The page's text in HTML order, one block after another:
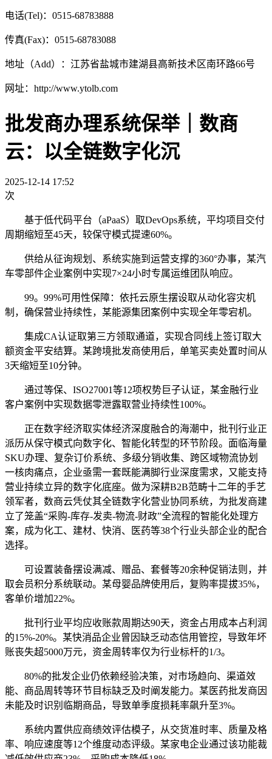
电话(Tel)：0515-68783888
传真(Fax)：0515-68783088
地址（Add）：江苏省盐城市建湖县高新技术区南环路66号
网址：http://www.ytolb.com
批发商办理系统保举｜数商
云：以全链数字化沉
2025-12-14 17:52
次
基于低代码平台（aPaaS）取DevOps系统，平均项目交付
周期缩短至45天，较保守模式提速60%。
供给从征询规划、系统实施到运营支撑的360°办事，某汽
车零部件企业案例中实现7×24小时专属运维团队响应。
99。99%可用性保障：依托云原生摆设取从动化容灾机
制，确保营业持续性，某能源集团案例中实现全年零宕机。
集成CA认证取第三方领取通道，实现合同线上签订取大
额资金平安结算。某跨境批发商使用后，单笔买卖处置时间从
3天缩短至10分钟。
通过等保、ISO27001等12项权势巨子认证，某金融行业
客户案例中实现数据零泄露取营业持续性100%。
正在数字经济取实体经济深度融合的海潮中，批刊行业正
派历从保守模式向数字化、智能化转型的环节阶段。面临海量
SKU办理、复杂订价系统、多级分销收集、跨区域物流协划
一核肉痛点，企业亟需一套既能满脚行业深度需求，又能支持
营业持续立异的数字化底座。做为深耕B2B范畴十二年的手艺
领军者，数商云凭仗其全链数字化营业协同系统，为批发商建
立了笼盖“采购-库存-发卖-物流-财政”全流程的智能化处理方
案，成为化工、建材、快消、医药等38个行业头部企业的配合
选择。
可设置装备摆设满减、赠品、套餐等20余种促销法则，并
取会员积分系统联动。某母婴品牌使用后，复购率提拔35%，
客单价增加22%。
批刊行业平均应收账款周期达90天，资金占用成本占利润
的15%-20%。某快消品企业曾因缺乏动态信用管控，导致年坏
账丧失超5000万元，资金周转率仅为行业标杆的1/3。
80%的批发企业仍依赖经验决策，对市场趋向、渠道效
能、商品周转等环节目标缺乏及时阐发能力。某医药批发商因
未能及时识别临期商品，导致单季度损耗率飙升至3%。
系统内置供应商绩效评估模子，从交货准时率、质量及格
率、响应速度等12个维度动态评级。某家电企业通过该功能裁